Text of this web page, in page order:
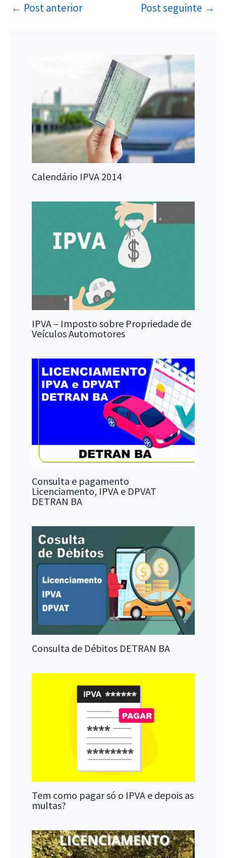
← Post anterior Post seguinte →
Calendário IPVA 2014
IPVA – Imposto sobre Propriedade de
Veículos Automotores
Consulta e pagamento
Licenciamento, IPVA e DPVAT
DETRAN BA
Consulta de Débitos DETRAN BA
Tem como pagar só o IPVA e depois as
multas?